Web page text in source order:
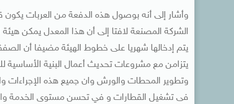
يتم إدخالها شهريا على خطوط الهيئة مضيفا أن
يتزامن مع مشروعات تحديث أعمال البنية الأساسية
وتطوير المحطات والورش وان جميع هذه الإجراءات
فى تشغيل القطارات و في تحسن مستوى الخدمة